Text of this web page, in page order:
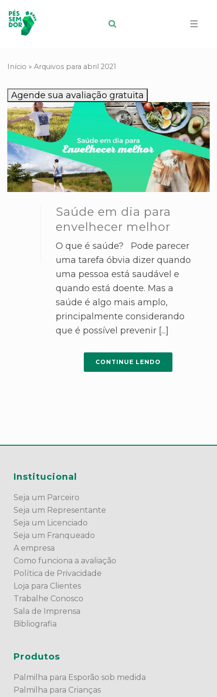
Início » Arquivos para abril 2021
Agende sua avaliação gratuita
Saúde em dia para
envelhecer melhor
O que é saúde? Pode parecer
uma tarefa óbvia dizer quando
uma pessoa está saudável e
quando está doente. Mas a
saúde é algo mais amplo,
principalmente considerando
que é possível prevenir [...]
CONTINUE LENDO
Institucional
Seja um Parceiro
Seja um Representante
Seja um Licenciado
Seja um Franqueado
A empresa
Como funciona a avaliação
Política de Privacidade
Loja para Clientes
Trabalhe Conosco
Sala de Imprensa
Bibliografia
Produtos
Palmilha para Esporão sob medida
Palmilha para Crianças